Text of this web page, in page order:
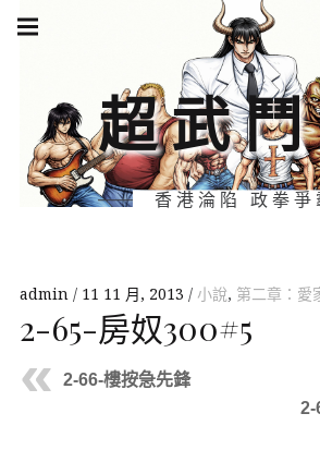
Skip
超武
香港淪陷 政拳爭
navigation
admin 11 11 月, 2013 小說, 第二章：愛
2-65-房奴300#5
2-66-樓按急先鋒
2-